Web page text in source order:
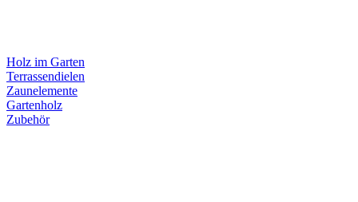
Holz im Garten
Terrassendielen
Zaunelemente
Gartenholz
Zubehör